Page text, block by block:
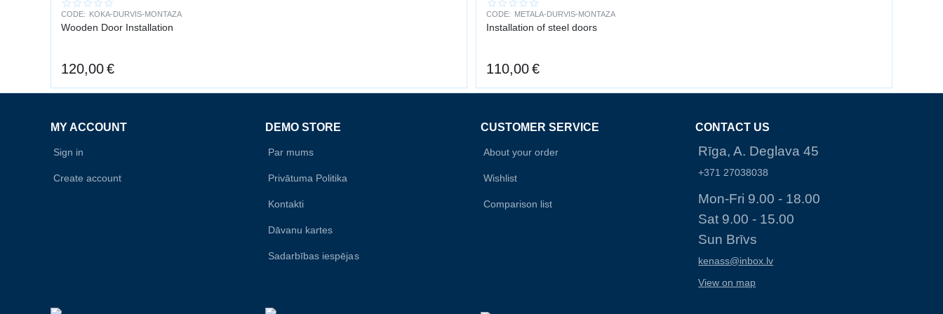
CODE: KOKA-DURVIS-MONTAZA
Wooden Door Installation
120,00€
CODE: METALA-DURVIS-MONTAZA
Installation of steel doors
110,00€
MY ACCOUNT
Sign in
Create account
DEMO STORE
Par mums
Privātuma Politika
Kontakti
Dāvanu kartes
Sadarbības iespējas
CUSTOMER SERVICE
About your order
Wishlist
Comparison list
CONTACT US
Rīga, A. Deglava 45
+371 27038038
Mon-Fri 9.00 - 18.00
Sat 9.00 - 15.00
Sun Brīvs
kenass@inbox.lv
View on map